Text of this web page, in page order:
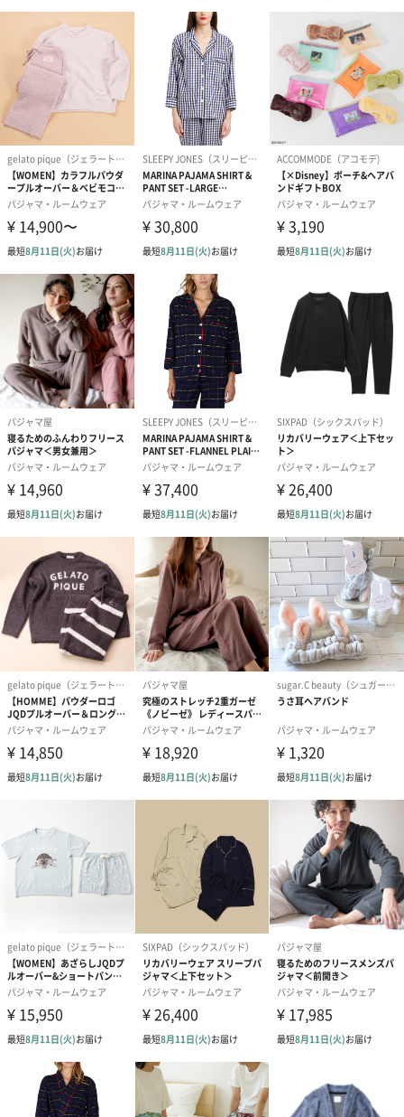
商品オプション情報
メッセージカード（通常・写真・グリーティング）
誕生日や結婚祝い・出産祝いなど、様々なシーンのメッセージカ
ードを同梱します。
メッセージカードや封筒のデザインは一部変更する場合がありま
す。
写真付きメッセージカ
ード（680円）
写真付きメッセージカ
ード（Thank you）ピ
ンク（680円）
Birthday ホワ
刷なし）（
ラッピング
ギフトラッピングを施してお届けします。
コットン巾着 【誕生
日】（グレー）L（600
円）
コットン巾着 【誕生
日】（スモーキーピン
ク）L（600円）
とう】 L（
生花
生花のブーケを同梱します。
※9-15時にご注文いただく場合、最短のお届け可能日が通常より
も1日遅くなります。
シーズンブーケ（ひま
わり）（1,880円）
ブーケ（ホワイトグリ
ーン）（1,650円）
（1,650円）